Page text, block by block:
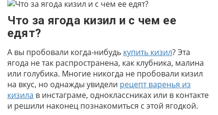
Что за ягода кизил и с чем ее
едят?
А вы пробовали когда-нибудь купить кизил? Эта
ягода не так распространена, как клубника, малина
или голубика. Многие никогда не пробовали кизил
на вкус, но однажды увидели рецепт варенья из
кизила в инстаграме, одноклассниках или в контакте
и решили наконец познакомиться с этой ягодкой.